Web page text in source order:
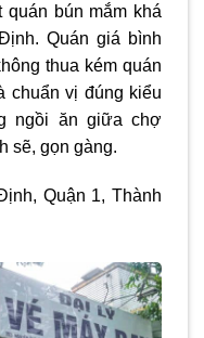
quán bún mắm khá
Quán giá bình
thua kém quán
chuẩn vị đúng kiểu
ngồi ăn giữa chợ
sẽ, gọn gàng.
Quận 1, Thành